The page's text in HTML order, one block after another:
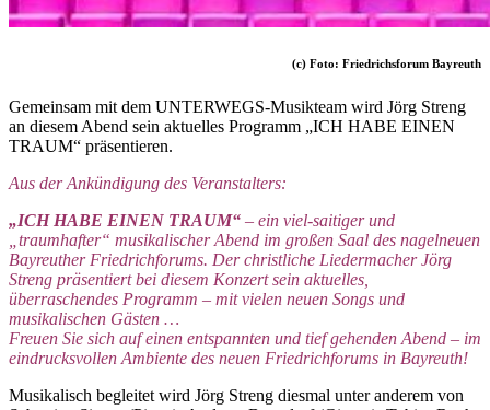
(c) Foto: Friedrichsforum Bayreuth
Gemeinsam mit dem UNTERWEGS-Musikteam wird Jörg Streng
an diesem Abend sein aktuelles Programm „ICH HABE EINEN
TRAUM“ präsentieren.
Aus der Ankündigung des Veranstalters:
„ICH HABE EINEN TRAUM“ – ein viel-saitiger und
„traumhafter“ musikalischer Abend im großen Saal des nagelneuen
Bayreuther Friedrichforums. Der christliche Liedermacher Jörg
Streng präsentiert bei diesem Konzert sein aktuelles
überraschendes Programm – mit vielen neuen Songs und
musikalischen Gästen …
Freuen Sie sich auf einen entspannten und tief gehenden Abend – im
eindrucksvollen Ambiente des neuen Friedrichforums in Bayreuth!
Musikalisch begleitet wird Jörg Streng diesmal unter anderem von